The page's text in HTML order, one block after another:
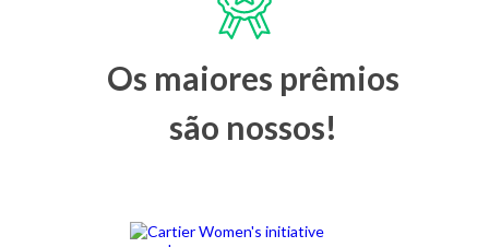
Os maiores prêmios
são nossos!